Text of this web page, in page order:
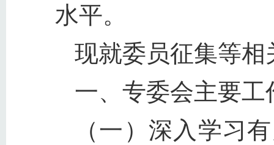
水平。
现就委员征集等
一、专委会主要工
（一）深入学习